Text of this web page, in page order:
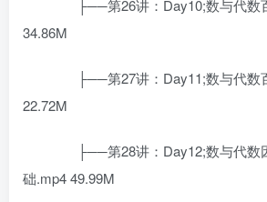
├──第26讲：Day10;数与代数
34.86M
├──第27讲：Day11;数与代数
22.72M
├──第28讲：Day12;数与代数
础.mp4 49.99M